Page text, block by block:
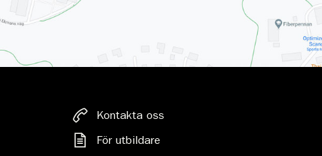
Kontakta oss
För utbildare